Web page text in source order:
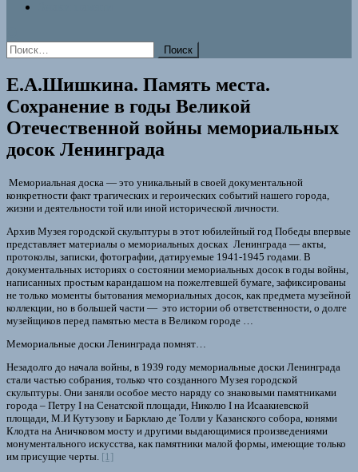
Найти:
Е.А.Шишкина. Память места.
Сохранение в годы Великой
Отечественной войны мемориальных
досок Ленинграда
Мемориальная доска — это уникальный в своей документальной
конкретности факт трагических и героических событий нашего города,
жизни и деятельности той или иной исторической личности.
Архив Музея городской скульптуры в этот юбилейный год Победы впервые
представляет материалы о мемориальных досках Ленинграда — акты,
протоколы, записки, фотографии, датируемые 1941-1945 годами. В
документальных историях о состоянии мемориальных досок в годы войны,
написанных простым карандашом на пожелтевшей бумаге, зафиксированы
не только моменты бытования мемориальных досок, как предмета музейной
коллекции, но в большей части — это истории об ответственности, о долге
музейщиков перед памятью места в Великом городе …
Мемориальные доски Ленинграда помнят…
Незадолго до начала войны, в 1939 году мемориальные доски Ленинграда
стали частью собрания, только что созданного Музея городской
скульптуры. Они заняли особое место наряду со знаковыми памятниками
города – Петру I на Сенатской площади, Николю I на Исаакиевской
площади, М.И Кутузову и Барклаю де Толли у Казанского собора, конями
Клодта на Аничковом мосту и другими выдающимися произведениями
монументального искусства, как памятники малой формы, имеющие только
им присущие черты. [1]